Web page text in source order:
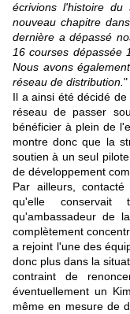
écrivions l'histoire
nouveau chapitre
dernière a dépassé
16 courses dépassée
Nous avons
réseau de distribution. "
Il a ainsi été décidé
réseau de passer
bénéficier à plein de
montre donc que la
soutien à un seul
de développement
Par ailleurs,
qu'elle conservait
qu'ambassadeur de
complètement
a rejoint l'une des
donc plus dans la
contraint de
éventuellement un
même en mesure de